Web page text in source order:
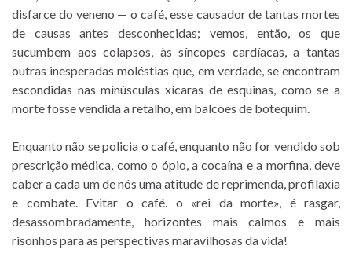
disfarce do veneno — o café, esse causador de tantas mortes
de causas antes desconhecidas; vemos, então, os que
sucumbem aos colapsos, às síncopes cardíacas, a tantas
outras inesperadas moléstias que, em verdade, se encontram
escondidas nas minúsculas xícaras de esquinas, como se a
morte fosse vendida a retalho, em balcões de botequim.
Enquanto não se policia o café, enquanto não for vendido sob
prescrição médica, como o ópio, a cocaína e a morfina, deve
caber a cada um de nós uma atitude de reprimenda, profilaxia
e combate. Evitar o café. o «rei da morte», é rasgar,
desassombradamente, horizontes mais calmos e mais
risonhos para as perspectivas maravilhosas da vida!